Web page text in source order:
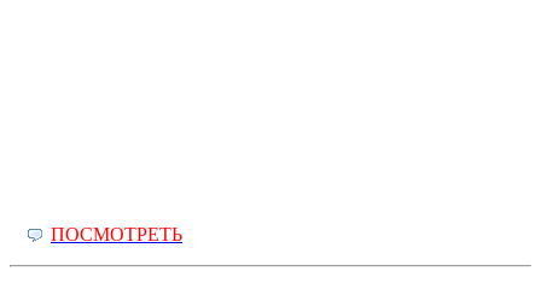
ПОСМОТРЕТЬ